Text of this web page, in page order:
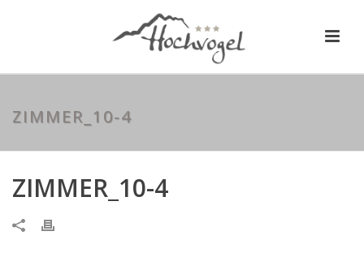
ZIMMER_10-4
ZIMMER_10-4